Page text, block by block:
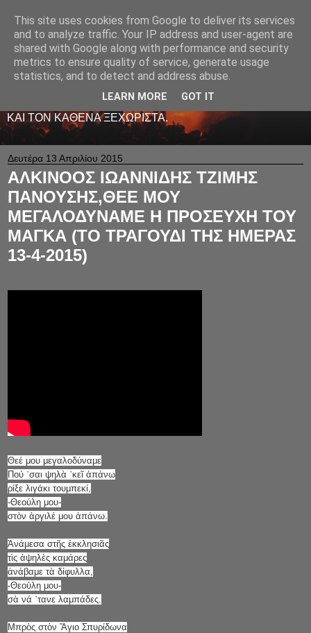
LIVE RADIO NET
ΤΟ ΠΡΩΤΟ ΖΩΝΤΑΝΟ ΜΟΥΣΙΚΟ ΡΑΔΙΟΦΩΝΟ ΣΤΟ
ΙΝΤΕΡΝΕΤ. 24 ΩΡΕΣ ΤΟ 24ΩΡΟ ΠΑΙΖΕΙ ΚΑΛΗ
ΕΛΛΗΝΙΚΗ ΜΟΥΣΙΚΗ ΑΠΟ LIVE - ΚΑΙ ΟΧΙ ΜΟΝΟ
ΚΑΙ ΤΟΝ ΚΑΘΕΝΑ ΞΕΧΩΡΙΣΤΑ.
Δευτέρα 13 Απριλίου 2015
ΑΛΚΙΝΟΟΣ ΙΩΑΝΝΙΔΗΣ ΤΖΙΜΗΣ
ΠΑΝΟΥΣΗΣ,ΘΕΕ ΜΟΥ
ΜΕΓΑΛΟΔΥΝΑΜΕ Η ΠΡΟΣΕΥΧΗ ΤΟΥ
ΜΑΓΚΑ (ΤΟ ΤΡΑΓΟΥΔΙ ΤΗΣ ΗΜΕΡΑΣ
13-4-2015)
Θεέ μου μεγαλοδύναμε
Πού ῾σαι ψηλὰ ῾κεῖ ἀπάνω
ρίξε λιγάκι τουμπεκί,
-Θεούλη μου-
στὸν ἀργιλέ μου ἀπάνω.
Ἀνάμεσα στῆς ἐκκλησιᾶς
τὶς ἀψηλὲς καμάρες
ἀνάβαμε τὰ δίφυλλα,
-Θεούλη μου-
σὰ νά ῾τανε λαμπάδες.
Μπρὸς στὸν Ἅγιο Σπυρίδωνα
This site uses cookies from Google to deliver its services
and to analyze traffic. Your IP address and user-agent are
shared with Google along with performance and security
metrics to ensure quality of service, generate usage
statistics, and to detect and address abuse.
LEARN MORE GOT IT